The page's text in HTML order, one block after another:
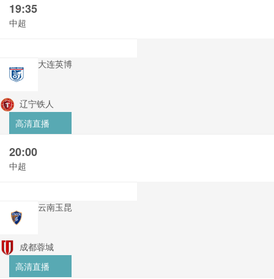
19:35
中超
大连英博
辽宁铁人
高清直播
20:00
中超
云南玉昆
成都蓉城
高清直播